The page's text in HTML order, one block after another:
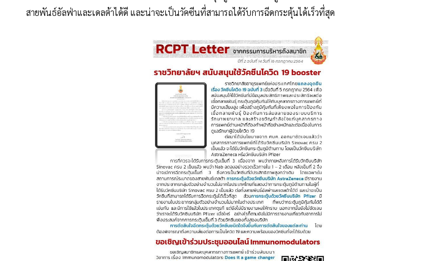
สายพันธ์อัลฟ่าและเดลต้าได้ดี และน่าจะเป็นวัคซีนที่สามารถได้รับการฉีดกระตุ้นได้เร็วที่สุด